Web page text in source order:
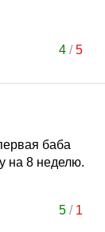
4/5
баба
на 8 неделю.
5/ 1